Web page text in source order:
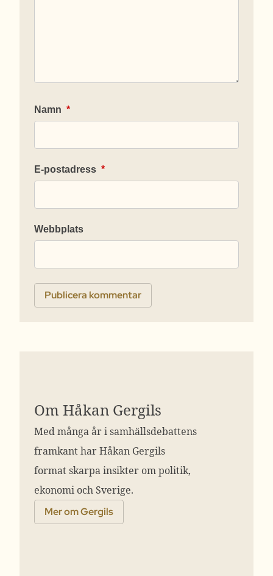
Namn *
E-postadress *
Webbplats
Om Håkan Gergils
Med många år i samhällsdebattens
framkant har Håkan Gergils
format skarpa insikter om politik,
ekonomi och Sverige.
Mer om Gergils